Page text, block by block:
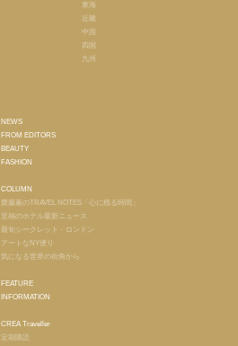
東海
近畿
中国
四国
九州
NEWS
FROM EDITORS
BEAUTY
FASHION
COLUMN
齋藤薫のTRAVEL NOTES「心に残る時間」
至福のホテル最新ニュース
最旬シークレット・ロンドン
アートなNY便り
気になる世界の街角から
FEATURE
INFORMATION
CREA Traveller
定期購読